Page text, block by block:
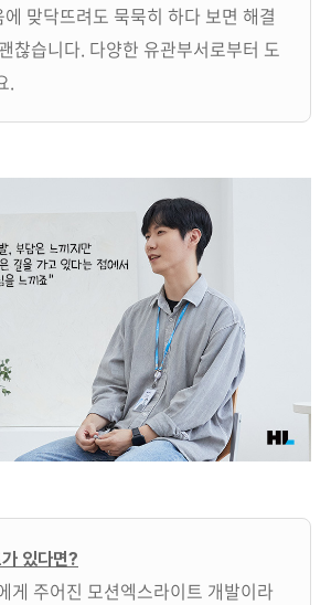
맞닥뜨려도 묵묵히 하다 보면 해결
찮습니다. 다양한 유관부서로부터 도
.
있다면?
게 주어진 모션엑스라이트 개발이라